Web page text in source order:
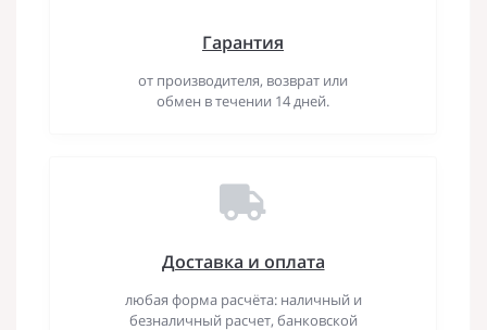
Гарантия
от производителя, возврат или
обмен в течении 14 дней.
Доставка и оплата
любая форма расчёта: наличный и
безналичный расчет, банковской